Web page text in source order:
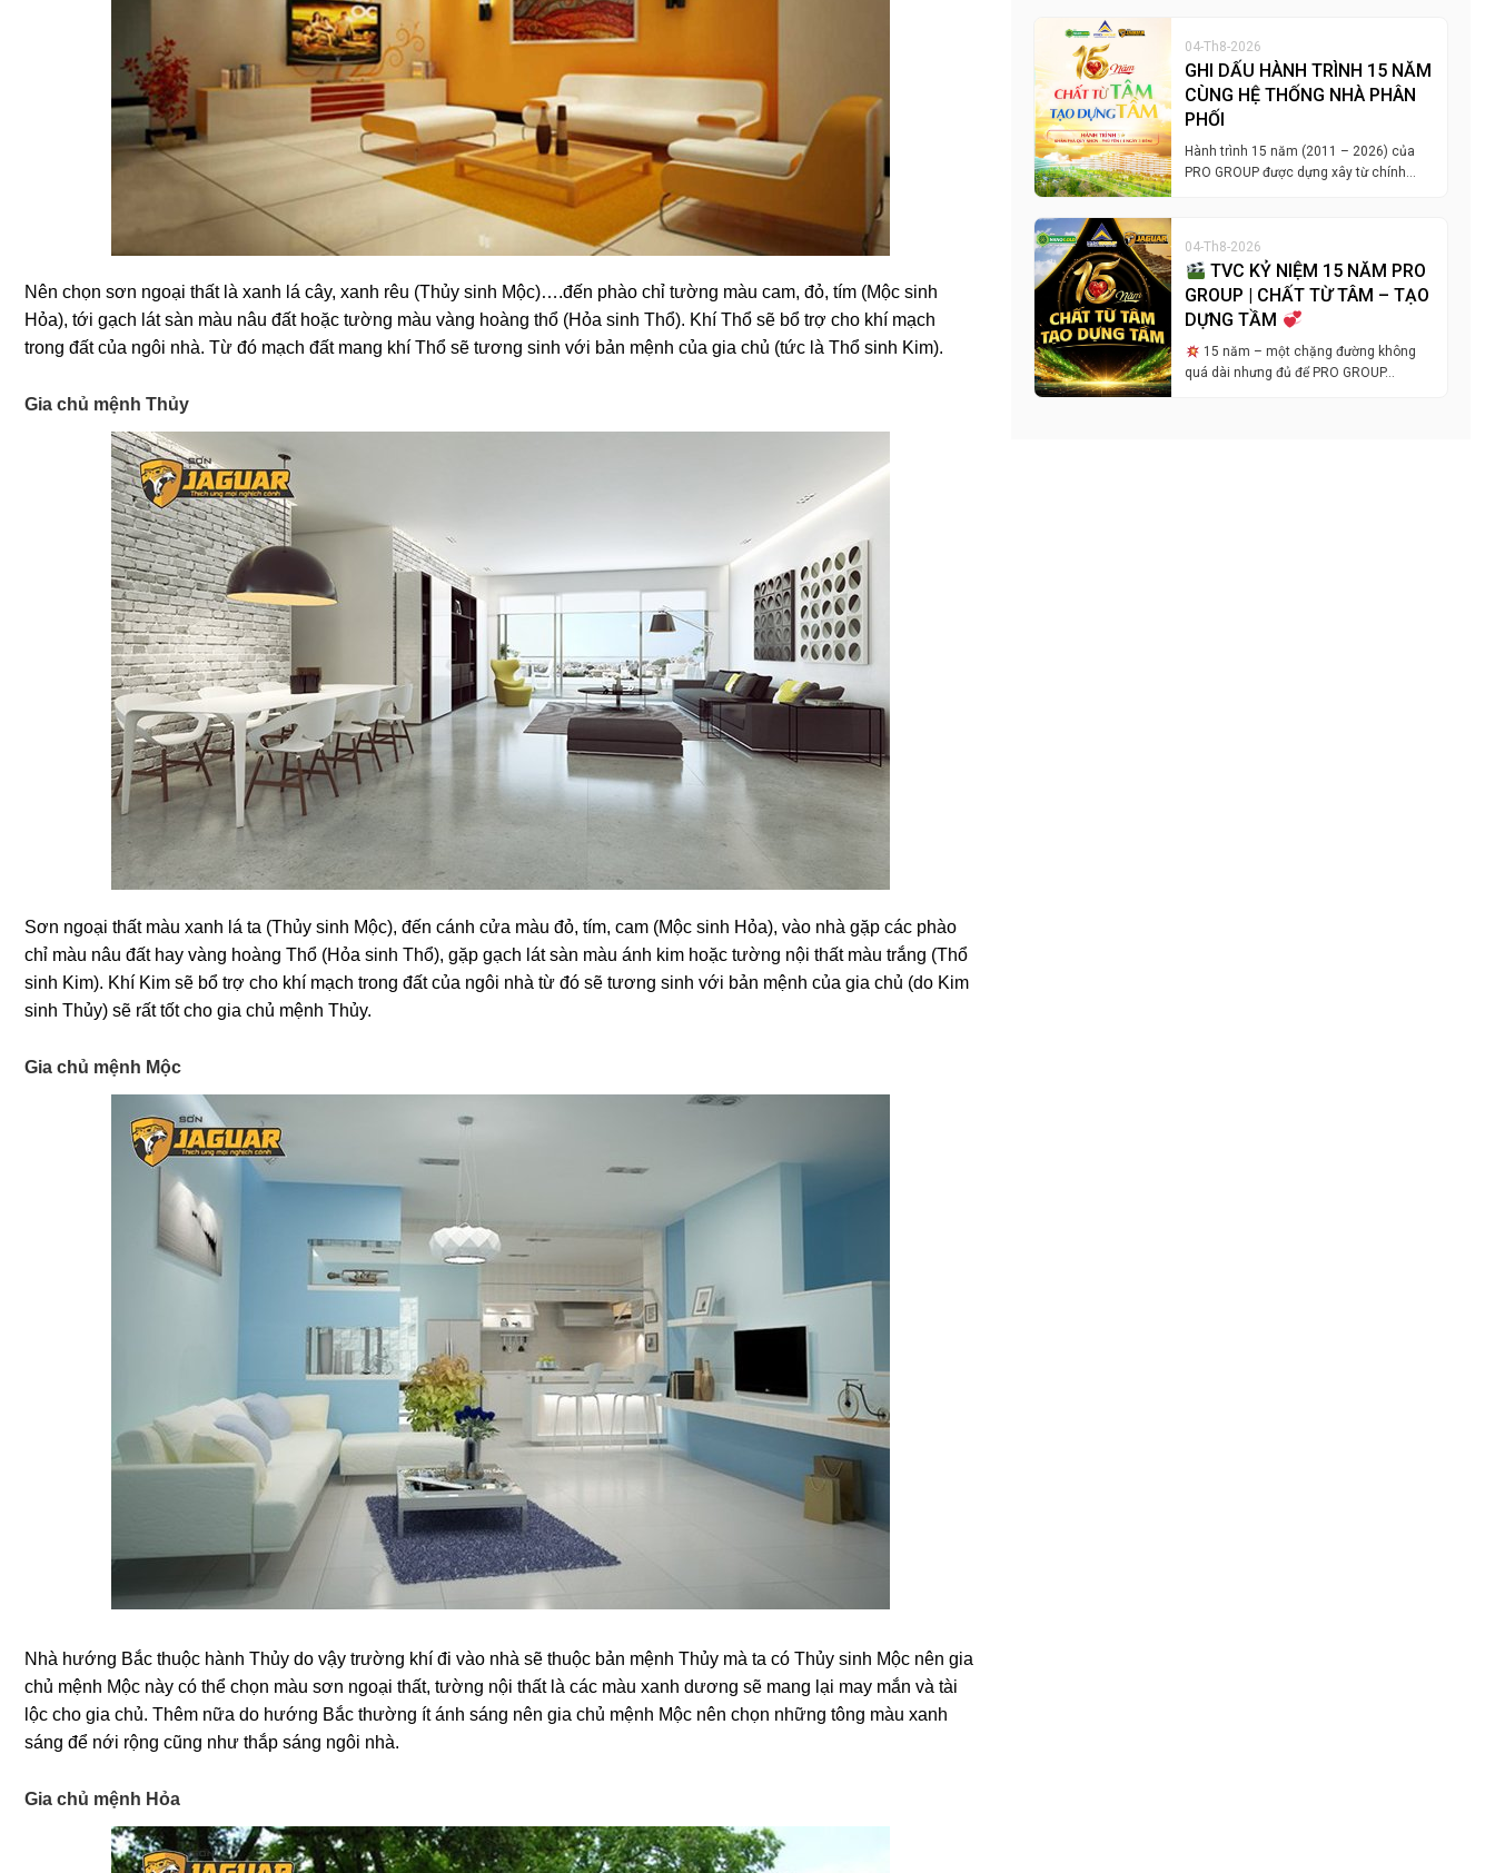
Nên chọn sơn ngoại thất là xanh lá cây, xanh rêu (Thủy sinh Mộc)….đến phào chỉ tường màu cam, đỏ, tím (Mộc sinh
Hỏa), tới gạch lát sàn màu nâu đất hoặc tường màu vàng hoàng thổ (Hỏa sinh Thổ). Khí Thổ sẽ bổ trợ cho khí mạch
trong đất của ngôi nhà. Từ đó mạch đất mang khí Thổ sẽ tương sinh với bản mệnh của gia chủ (tức là Thổ sinh Kim).
Gia chủ mệnh Thủy
Sơn ngoại thất màu xanh lá ta (Thủy sinh Mộc), đến cánh cửa màu đỏ, tím, cam (Mộc sinh Hỏa), vào nhà gặp các phào
chỉ màu nâu đất hay vàng hoàng Thổ (Hỏa sinh Thổ), gặp gạch lát sàn màu ánh kim hoặc tường nội thất màu trắng (Thổ
sinh Kim). Khí Kim sẽ bổ trợ cho khí mạch trong đất của ngôi nhà từ đó sẽ tương sinh với bản mệnh của gia chủ (do Kim
sinh Thủy) sẽ rất tốt cho gia chủ mệnh Thủy.
Gia chủ mệnh Mộc
Nhà hướng Bắc thuộc hành Thủy do vậy trường khí đi vào nhà sẽ thuộc bản mệnh Thủy mà ta có Thủy sinh Mộc nên gia
chủ mệnh Mộc này có thể chọn màu sơn ngoại thất, tường nội thất là các màu xanh dương sẽ mang lại may mắn và tài
lộc cho gia chủ. Thêm nữa do hướng Bắc thường ít ánh sáng nên gia chủ mệnh Mộc nên chọn những tông màu xanh
sáng để nới rộng cũng như thắp sáng ngôi nhà.
Gia chủ mệnh Hỏa
04-Th8-2026
GHI DẤU HÀNH TRÌNH 15 NĂM
CÙNG HỆ THỐNG NHÀ PHÂN
PHỐI
Hành trình 15 năm (2011 – 2026) của
PRO GROUP được dựng xây từ chính…
04-Th8-2026
TVC KỶ NIỆM 15 NĂM PRO
GROUP | CHẤT TỪ TÂM – TẠO
DỰNG TẦM
15 năm – một chặng đường không
quá dài nhưng đủ để PRO GROUP…